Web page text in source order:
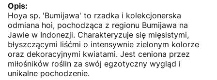
Opis:
Hoya sp. 'Bumijawa' to rzadka i kolekcjonerska
odmiana hoi, pochodząca z regionu Bumijawa na
Jawie w Indonezji. Charakteryzuje się mięsistymi,
błyszczącymi liśćmi o intensywnie zielonym kolorze
oraz dekoracyjnymi kwiatami. Jest ceniona przez
miłośników roślin za swój egzotyczny wygląd i
unikalne pochodzenie.